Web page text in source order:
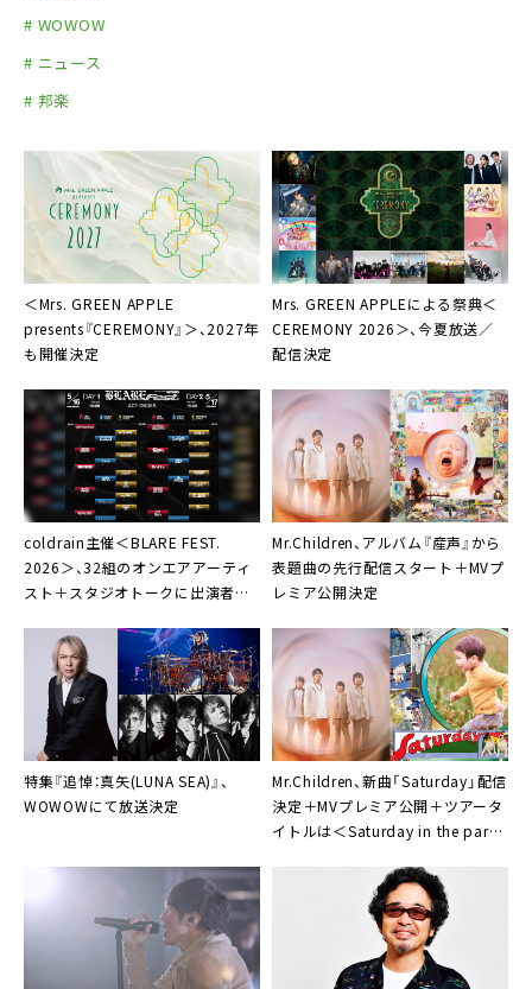
# WOWOW
# ニュース
# 邦楽
＜Mrs. GREEN APPLE
presents『CEREMONY』＞、2027年
も開催決定
Mrs. GREEN APPLEによる祭典＜
CEREMONY 2026＞、今夏放送／
配信決定
coldrain主催＜BLARE FEST.
2026＞、32組のオンエアアーティ
スト＋スタジオトークに出演者よ
Mr.Children、アルバム『産声』から
表題曲の先行配信スタート＋MVプ
レミア公開決定
特集『追悼：真矢(LUNA SEA)』、
WOWOWにて放送決定
Mr.Children、新曲「Saturday」配信
決定＋MVプレミア公開＋ツアータ
イトルは＜Saturday in the park